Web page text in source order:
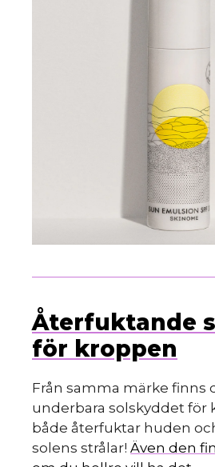
Återfuktande
för kroppen
Från samma märke finns
underbara solskyddet för
både återfuktar huden
solens strålar! Även den